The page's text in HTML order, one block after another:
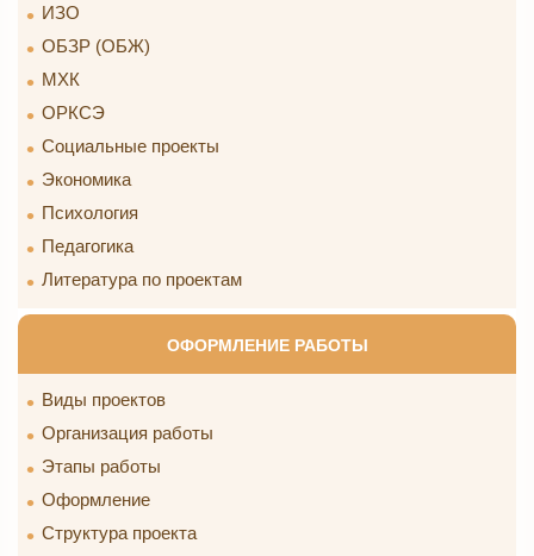
ИЗО
ОБЗР (ОБЖ)
МХК
ОРКСЭ
Социальные проекты
Экономика
Психология
Педагогика
Литература по проектам
ОФОРМЛЕНИЕ РАБОТЫ
Виды проектов
Организация работы
Этапы работы
Оформление
Структура проекта